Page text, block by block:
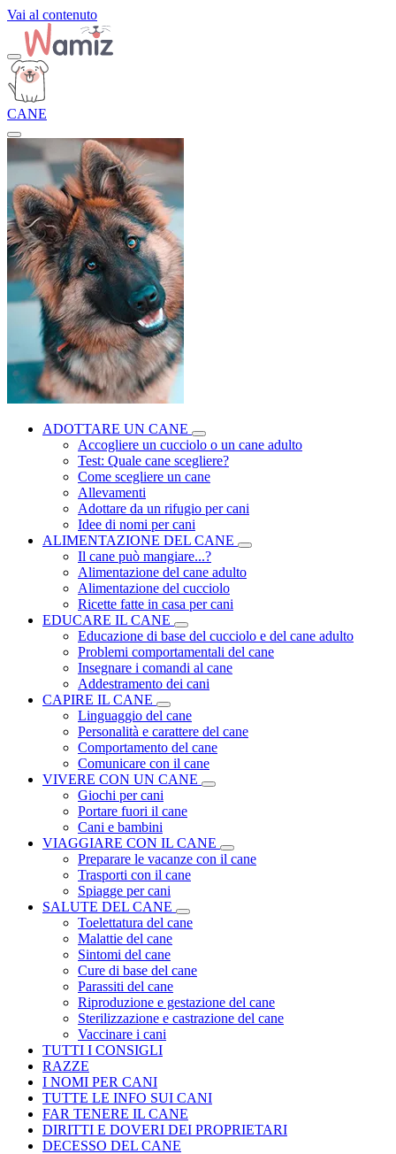
Vai al contenuto
CANE
ADOTTARE UN CANE
Accogliere un cucciolo o un cane adulto
Test: Quale cane scegliere?
Come scegliere un cane
Allevamenti
Adottare da un rifugio per cani
Idee di nomi per cani
ALIMENTAZIONE DEL CANE
Il cane può mangiare...?
Alimentazione del cane adulto
Alimentazione del cucciolo
Ricette fatte in casa per cani
EDUCARE IL CANE
Educazione di base del cucciolo e del cane adulto
Problemi comportamentali del cane
Insegnare i comandi al cane
Addestramento dei cani
CAPIRE IL CANE
Linguaggio del cane
Personalità e carattere del cane
Comportamento del cane
Comunicare con il cane
VIVERE CON UN CANE
Giochi per cani
Portare fuori il cane
Cani e bambini
VIAGGIARE CON IL CANE
Preparare le vacanze con il cane
Trasporti con il cane
Spiagge per cani
SALUTE DEL CANE
Toelettatura del cane
Malattie del cane
Sintomi del cane
Cure di base del cane
Parassiti del cane
Riproduzione e gestazione del cane
Sterilizzazione e castrazione del cane
Vaccinare i cani
TUTTI I CONSIGLI
RAZZE
I NOMI PER CANI
TUTTE LE INFO SUI CANI
FAR TENERE IL CANE
DIRITTI E DOVERI DEI PROPRIETARI
DECESSO DEL CANE